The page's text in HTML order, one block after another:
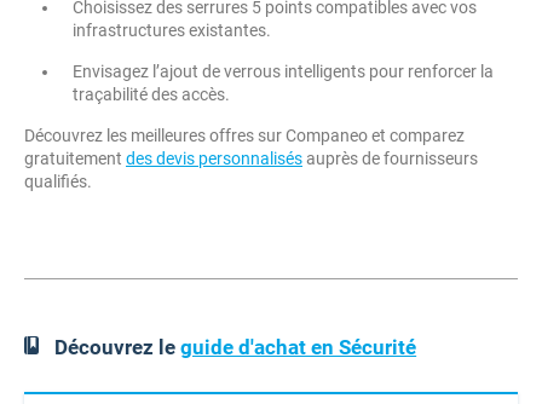
Choisissez des serrures 5 points compatibles avec vos
infrastructures existantes.
Envisagez l’ajout de verrous intelligents pour renforcer la
traçabilité des accès.
Découvrez les meilleures offres sur Companeo et comparez
gratuitement des devis personnalisésauprès de fournisseurs
qualifiés.
Découvrez leguide d'achat en Sécurité